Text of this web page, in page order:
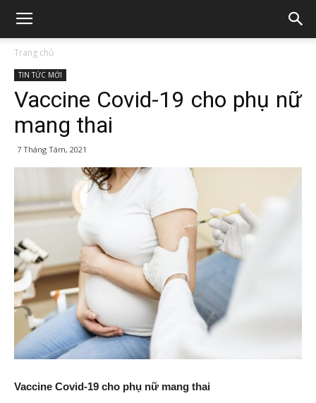
Trang chủ
TIN TỨC MỚI
Vaccine Covid-19 cho phụ nữ
mang thai
7 Tháng Tám, 2021
Vaccine Covid-19 cho phụ nữ mang thai